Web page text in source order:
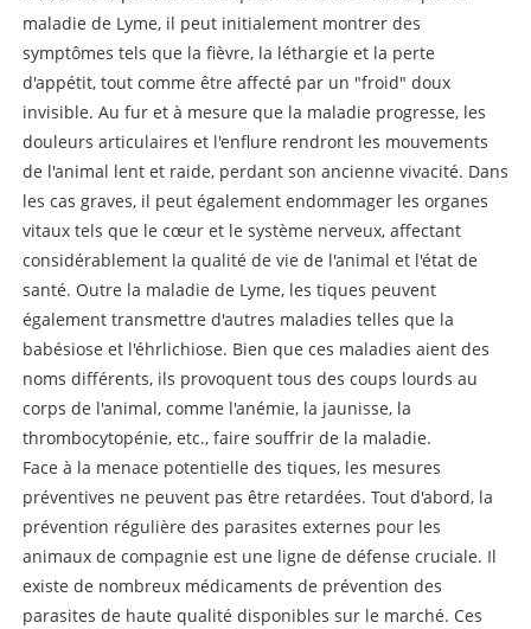
maladie de Lyme, il peut initialement montrer des
symptômes tels que la fièvre, la léthargie et la perte
d'appétit, tout comme être affecté par un "froid" doux
invisible. Au fur et à mesure que la maladie progresse, les
douleurs articulaires et l'enflure rendront les mouvements
de l'animal lent et raide, perdant son ancienne vivacité. Dans
les cas graves, il peut également endommager les organes
vitaux tels que le cœur et le système nerveux, affectant
considérablement la qualité de vie de l'animal et l'état de
santé. Outre la maladie de Lyme, les tiques peuvent
également transmettre d'autres maladies telles que la
babésiose et l'éhrlichiose. Bien que ces maladies aient des
noms différents, ils provoquent tous des coups lourds au
corps de l'animal, comme l'anémie, la jaunisse, la
thrombocytopénie, etc., faire souffrir de la maladie.
Face à la menace potentielle des tiques, les mesures
préventives ne peuvent pas être retardées. Tout d'abord, la
prévention régulière des parasites externes pour les
animaux de compagnie est une ligne de défense cruciale. Il
existe de nombreux médicaments de prévention des
parasites de haute qualité disponibles sur le marché. Ces